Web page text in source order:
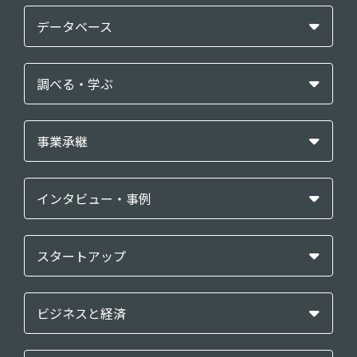
データベース
調べる・学ぶ
事業承継
インタビュー・事例
スタートアップ
ビジネスと経済